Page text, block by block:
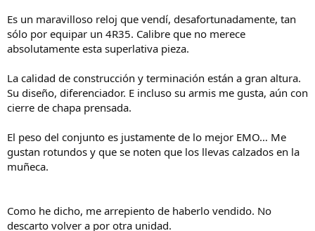
sin necesidad de ejercer mucha presión.
Las agujas y marcadores de los índices, grandes y bien rellenos del
famoso Lumibrite de Seiko, lo hacen extremadamente legible en
cualquier situación.
buen antirreflejante y bisel con inserto cerámico.
Desde luego, en el año y medio que llevo con el mío solo le puedo
poner como "defectos" (entre comillas porque tampoco lo son
- El peso, sobre todo con armis, que se va a más de 180g pero que
una vez puesto y bien ajustado no se nota apenas.
- Que lleve un calibre de entrada como es el 4R35. Este reloj está a
Es un maravilloso reloj que vendí, desafortunadamente, tan
sólo por equipar un 4R35. Calibre que no merece
absolutamente esta superlativa pieza.
La calidad de construcción y terminación están a gran altura.
Su diseño, diferenciador. E incluso su armis me gusta, aún con
cierre de chapa prensada.
El peso del conjunto es justamente de lo mejor EMO… Me
gustan rotundos y que se noten que los llevas calzados en la
muñeca.
Como he dicho, me arrepiento de haberlo vendido. No
descarto volver a por otra unidad.